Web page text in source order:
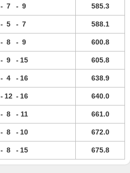
- 7 - 9 585.3
- 5 - 7 588.1
- 8 - 9 600.8
- 9 - 15 605.8
- 4 - 16 638.9
- 12 - 16 640.0
- 8 - 11 661.0
- 8 - 10 672.0
- 8 - 15 675.8